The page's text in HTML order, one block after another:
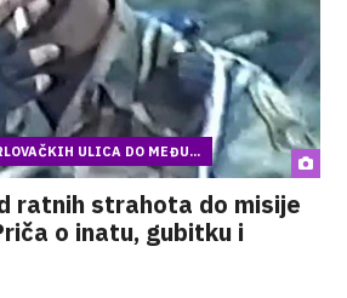
ULICA DO MEĐU...
ratnih strahota do misije
o inatu, gubitku i